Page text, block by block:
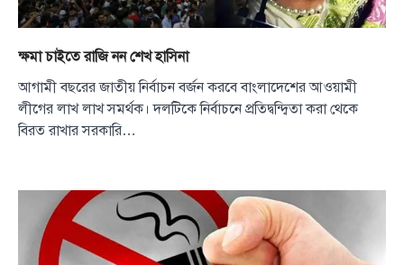
ক্ষমা চাইতে রাজি নন শেখ হাসিনা
আগামী বছরের জাতীয় নির্বাচন বর্জন করবে বাংলাদেশের আওয়ামী
লীগের লাখ লাখ সমর্থক। দলটিকে নির্বাচনে প্রতিদ্বন্দ্বিতা করা থেকে
বিরত রাখার সরকারি…